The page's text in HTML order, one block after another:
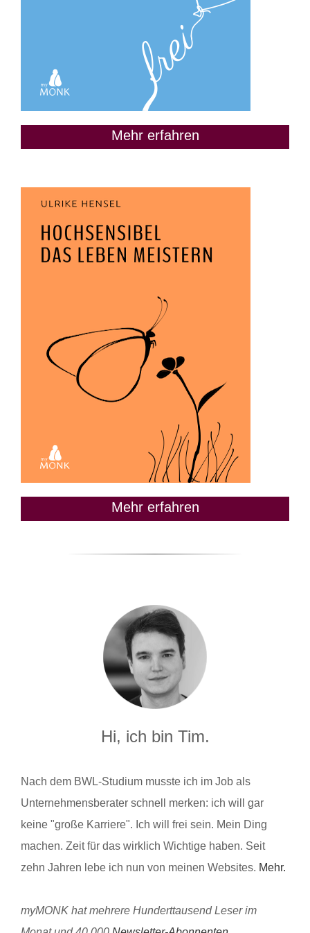
Mehr erfahren
Mehr erfahren
Hi, ich bin Tim.
Nach dem BWL-Studium musste ich im Job als
Unternehmensberater schnell merken: ich will gar
keine "große Karriere". Ich will frei sein. Mein Ding
machen. Zeit für das wirklich Wichtige haben. Seit
zehn Jahren lebe ich nun von meinen Websites. Mehr.
myMONK hat mehrere Hunderttausend Leser im